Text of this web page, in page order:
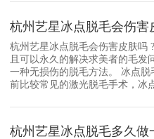
杭州艺星冰点脱毛会伤害
杭州艺星冰点脱毛会伤害皮肤吗
且可以永久的解决求美者的毛发
一种无损伤的脱毛方法。 冰点
前比较常见的激光脱毛手术，冰
杭州艺星冰点脱毛多久做